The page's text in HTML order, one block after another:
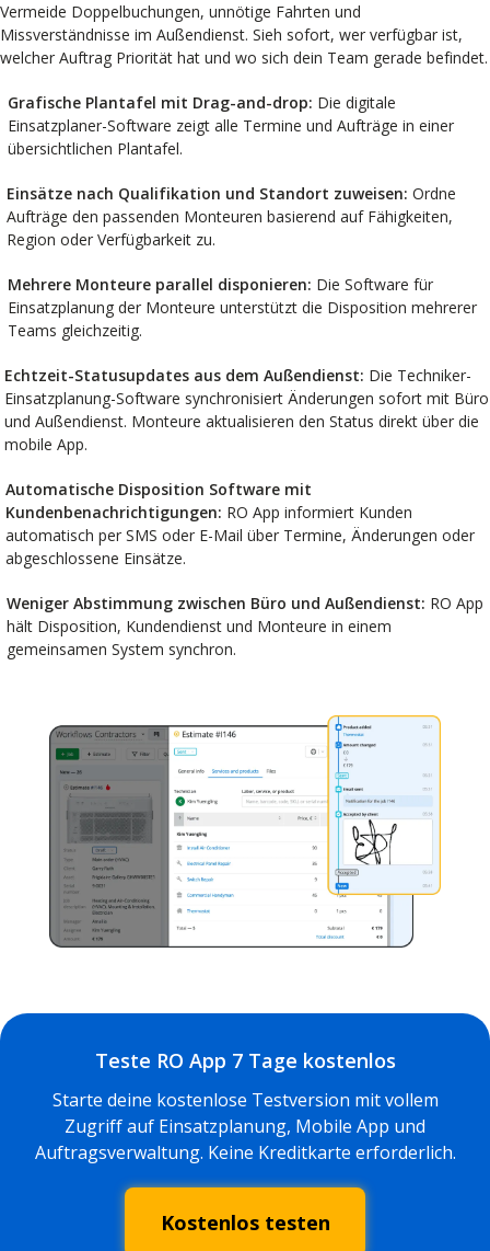
Vermeide Doppelbuchungen, unnötige Fahrten und
Missverständnisse im Außendienst. Sieh sofort, wer verfügbar ist,
welcher Auftrag Priorität hat und wo sich dein Team gerade befindet.
Grafische Plantafel mit Drag-and-drop: Die digitale
Einsatzplaner-Software zeigt alle Termine und Aufträge in einer
übersichtlichen Plantafel.
Einsätze nach Qualifikation und Standort zuweisen: Ordne
Aufträge den passenden Monteuren basierend auf Fähigkeiten,
Region oder Verfügbarkeit zu.
Mehrere Monteure parallel disponieren: Die Software für
Einsatzplanung der Monteure unterstützt die Disposition mehrerer
Teams gleichzeitig.
Echtzeit-Statusupdates aus dem Außendienst: Die Techniker-
Einsatzplanung-Software synchronisiert Änderungen sofort mit Büro
und Außendienst. Monteure aktualisieren den Status direkt über die
mobile App.
Automatische Disposition Software mit
Kundenbenachrichtigungen: RO App informiert Kunden
automatisch per SMS oder E-Mail über Termine, Änderungen oder
abgeschlossene Einsätze.
Weniger Abstimmung zwischen Büro und Außendienst: RO App
hält Disposition, Kundendienst und Monteure in einem
gemeinsamen System synchron.
Teste RO App 7 Tage kostenlos
Starte deine kostenlose Testversion mit vollem
Zugriff auf Einsatzplanung, Mobile App und
Auftragsverwaltung. Keine Kreditkarte erforderlich.
Kostenlos testen